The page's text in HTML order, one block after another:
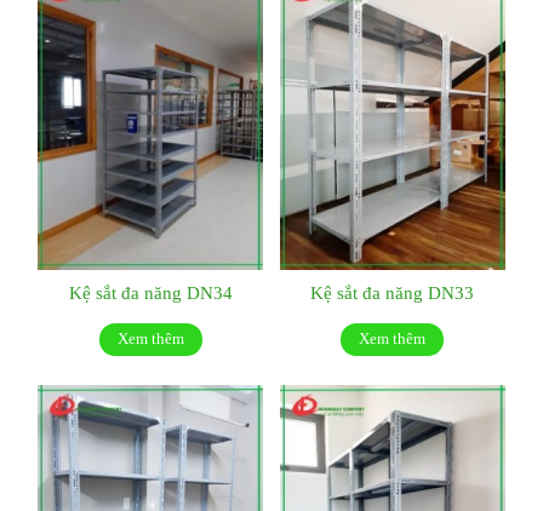
Kệ sắt đa năng DN34
Xem thêm
Kệ sắt đa năng DN33
Xem thêm